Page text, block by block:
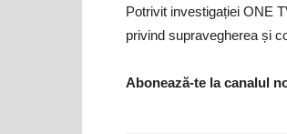
Potrivit investigației ONE
privind supravegherea și
Abonează-te la canalul